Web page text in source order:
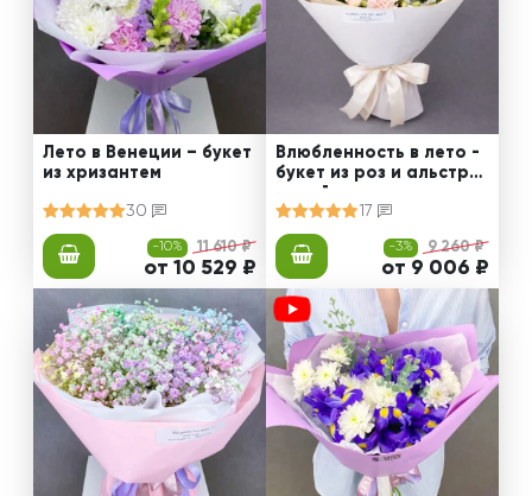
Лето в Венеции – букет
из хризантем
30
-10% 11 610 ₽
от 10 529 ₽
Влюбленность в лето -
букет из роз и альстро
мерий
17
-3% 9 260 ₽
от 9 006 ₽